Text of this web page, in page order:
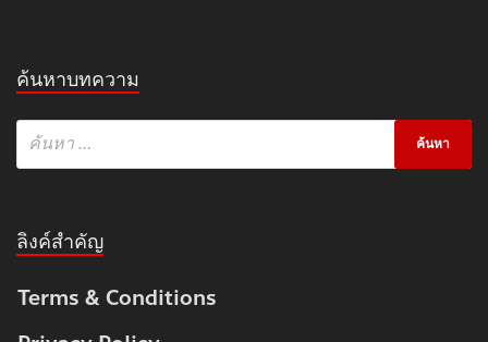
ค้นหาบทความ
ลิงค์สำคัญ
Terms & Conditions